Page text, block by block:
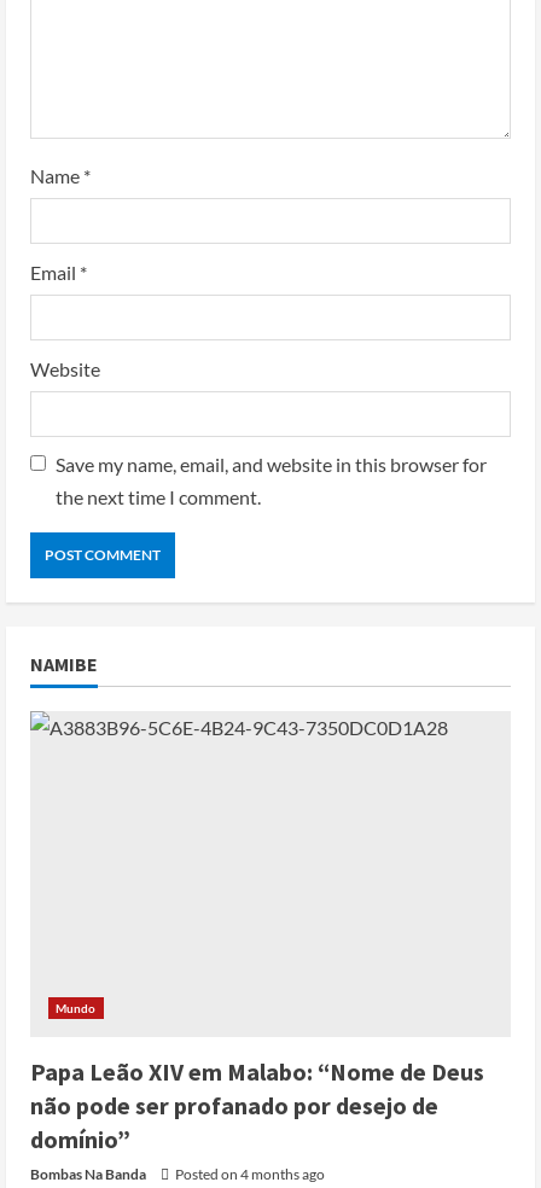
Name *
Email *
Website
Save my name, email, and website in this browser for
the next time I comment.
NAMIBE
Mundo
Papa Leão XIV em Malabo: “Nome de Deus
não pode ser profanado por desejo de
domínio”
Bombas Na Banda Posted on 4 months ago